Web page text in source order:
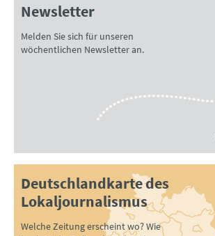
Newsletter
Melden Sie sich für unseren
wöchentlichen Newsletter an.
Deutschlandkarte des
Lokaljournalismus
Welche Zeitung erscheint wo? Wie